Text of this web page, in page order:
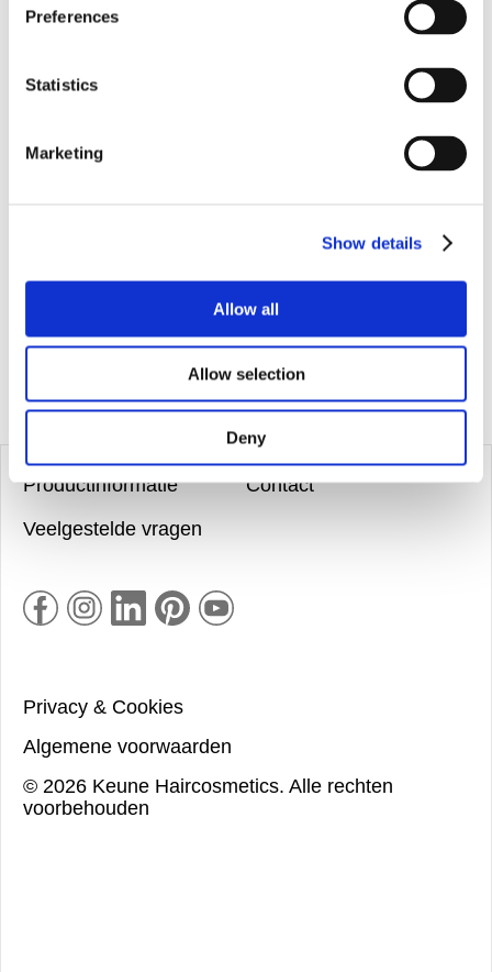
Preferences
Statistics
Marketing
Show details
Allow all
Allow selection
Deny
Productinformatie
Veelgestelde vragen
Contact
Privacy & Cookies
Algemene voorwaarden
© 2026 Keune Haircosmetics. Alle rechten
voorbehouden